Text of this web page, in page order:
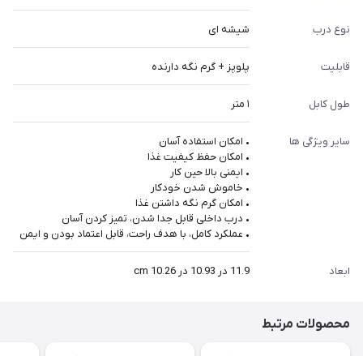
نوع درب شیشه ای
قابلیت پلوپز + گرم نگه دارنده
طول کابل ۱ متر
سایر ویژگی ها
• امکان استفاده آسان
• امکان حفظ کیفیت غذا
• ایمنی بالا حین کار
• خاموش شدن خودکار
• امکان گرم نگه داشتن غذا
• درب داخلی قابل جدا شدن، تمیز کردن آسان
• عملکرد کامل، با هدف راحت، قابل اعتماد بودن و ایمن
ابعاد 11.9 در 10.93 در 10.26 cm
محصولات مرتبط